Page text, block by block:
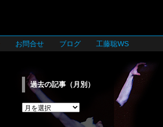
お問合せ ブログ 工藤聡WS
過去の記事（月別）
過